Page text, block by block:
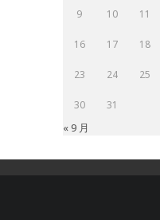
9 10 11
16 17 18
23 24 25
30 31
« 9 月